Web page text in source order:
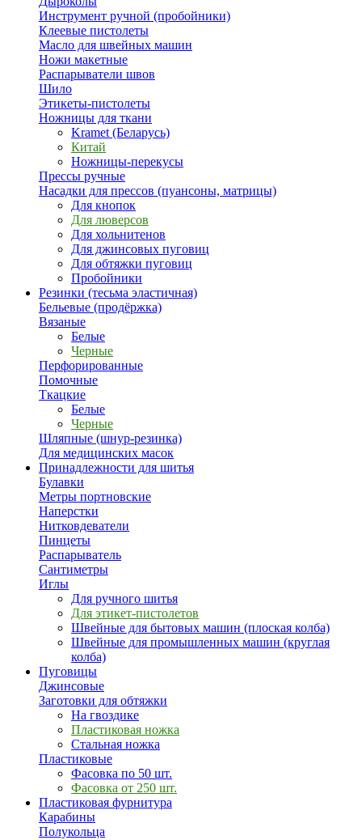
Инструмент ручной (пробойники)
Клеевые пистолеты
Масло для швейных машин
Ножи макетные
Распарыватели швов
Шило
Этикеты-пистолеты
Ножницы для ткани
Kramet (Беларусь)
Китай
Ножницы-перекусы
Прессы ручные
Насадки для прессов (пуансоны, матрицы)
Для кнопок
Для люверсов
Для хольнитенов
Для джинсовых пуговиц
Для обтяжки пуговиц
Пробойники
Резинки (тесьма эластичная)
Бельевые (продёржка)
Вязаные
Белые
Черные
Перфорированные
Помочные
Ткацкие
Белые
Черные
Шляпные (шнур-резинка)
Для медицинских масок
Принадлежности для шитья
Булавки
Метры портновские
Наперстки
Нитковдеватели
Пинцеты
Распарыватель
Сантиметры
Иглы
Для ручного шитья
Для этикет-пистолетов
Швейные для бытовых машин (плоская колба)
Швейные для промышленных машин (круглая
колба)
Пуговицы
Джинсовые
Заготовки для обтяжки
На гвоздике
Пластиковая ножка
Стальная ножка
Пластиковые
Фасовка по 50 шт.
Фасовка от 250 шт.
Пластиковая фурнитура
Карабины
Полукольца